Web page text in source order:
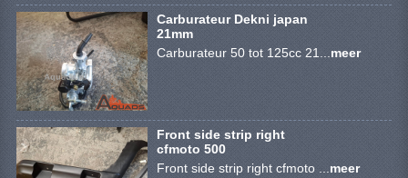
ELECTRONICA
KABELS
MOTOR ONDERDELEN
REM SYSTEEM
Carburateur Dekni japan
21mm
Carburateur 50 tot 125cc 21...meer
Front side strip right
cfmoto 500
Front side strip right cfmoto ... meer